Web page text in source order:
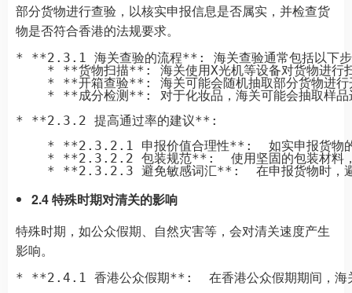
部分货物进行查验，以核实申报信息是否属实，并检查货
物是否符合香港的法规要求。
* **2.3.1 海关查验的流程**: 海关查验通常包括以下步
* **货物扫描**: 海关使用X光机等设备对货物进行
* **开箱查验**: 海关可能会随机抽取部分货物进行
* **成分检测**: 对于化妆品，海关可能会抽取样品
* **2.3.2 提高通过率的建议**:
* **2.3.2.1 申报价值合理性**:  如实申报货物的
* **2.3.2.2 包装规范**:  使用坚固的包装材料，
2.4 特殊时期对清关的影响
特殊时期，如公众假期、自然灾害等，会对清关速度产生
影响。
* **2.4.1 香港公众假期**:  在香港公众假期期间，海关